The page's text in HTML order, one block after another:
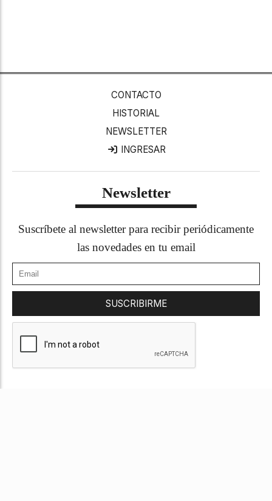
CONTACTO
HISTORIAL
NEWSLETTER
INGRESAR
Newsletter
Suscríbete al newsletter para recibir periódicamente
las novedades en tu email
SUSCRIBIRME